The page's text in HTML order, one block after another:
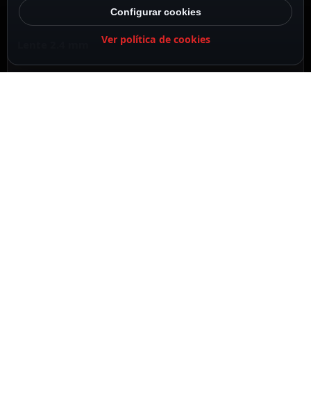
Configurar cookies
Ver política de cookies